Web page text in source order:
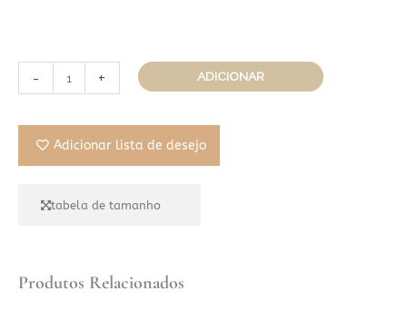
- + ADICIONAR
Adicionar lista de desejo
tabela de tamanho
Produtos Relacionados